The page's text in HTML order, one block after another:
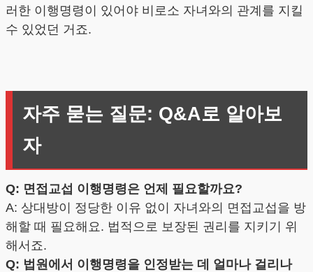
러한 이행명령이 있어야 비로소 자녀와의 관계를 지킬
수 있었던 거죠.
자주 묻는 질문: Q&A로 알아보
자
Q: 면접교섭 이행명령은 언제 필요할까요?
A: 상대방이 정당한 이유 없이 자녀와의 면접교섭을 방
해할 때 필요해요. 법적으로 보장된 권리를 지키기 위
해서죠.
Q: 법원에서 이행명령을 인정받는 데 얼마나 걸리나